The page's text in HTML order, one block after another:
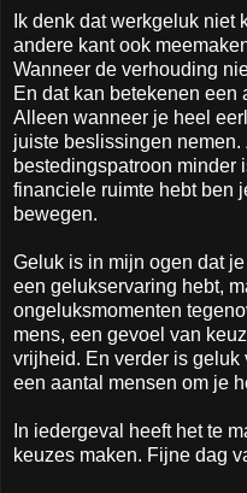
Ik denk dat werkgeluk niet
andere kant ook
Wanneer de verhouding
En dat kan betekenen een
Alleen wanneer je heel
juiste beslissingen
bestedingspatroon minder
financiele ruimte hebt ben
bewegen.
Geluk is in mijn ogen dat
een gelukservaring hebt,
ongeluksmomenten
mens, een gevoel van
vrijheid. En verder is geluk
een aantal mensen om je
In iedergeval heeft het te
keuzes maken. Fijne dag